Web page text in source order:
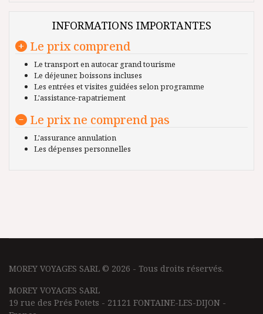
INFORMATIONS IMPORTANTES
Le prix comprend
Le transport en autocar grand tourisme
Le déjeuner, boissons incluses
Les entrées et visites guidées selon programme
L'assistance-rapatriement
Le prix ne comprend pas
L'assurance annulation
Les dépenses personnelles
MOREY VOYAGES SARL © 2026 - Tous droits réservés.
MOREY VOYAGES SARL
19 rue des Prés Potets - 21121 FONTAINE-LES-DIJON -